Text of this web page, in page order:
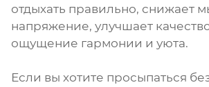
отдыхать правильно, снижает
напряжение, улучшает
ощущение гармонии и уюта.
Если вы хотите просыпаться